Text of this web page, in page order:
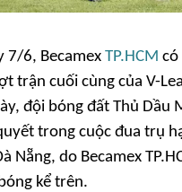
7/6, Becamex TP.HCM có
trận cuối cùng của V-
đội bóng đất Thủ Dầu
trong cuộc đua trụ
Nẵng, do Becamex
kể trên.